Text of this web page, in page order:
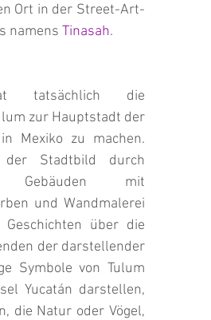
Ort in der Street-Art-
namens Tinasah.
tatsächlich die
zur Hauptstadt der
Mexiko zu machen.
Stadtbild durch
Gebäuden mit
und Wandmalerei
über die
der darstellender
Symbole von Tulum
Yucatán darstellen,
die Natur oder Vögel,